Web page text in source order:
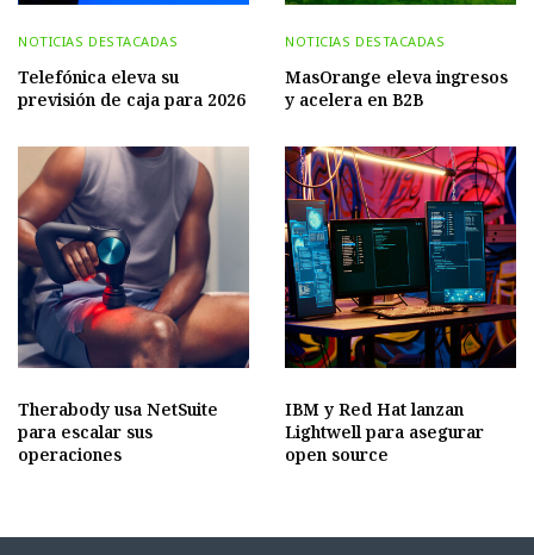
NOTICIAS DESTACADAS
Telefónica eleva su
previsión de caja para 2026
NOTICIAS DESTACADAS
MasOrange eleva ingresos
y acelera en B2B
Therabody usa NetSuite
para escalar sus
operaciones
IBM y Red Hat lanzan
Lightwell para asegurar
open source